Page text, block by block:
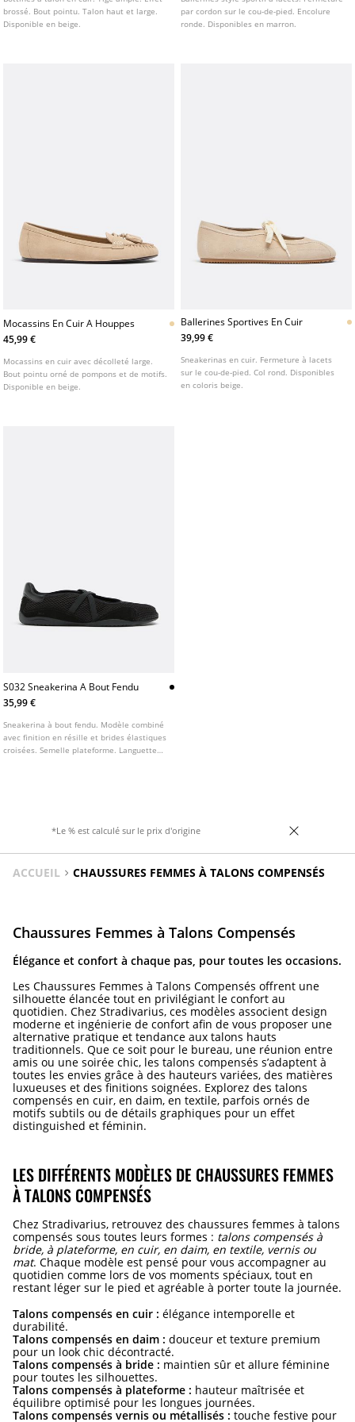
brossé. Bout pointu. Talon haut et large.
Disponible en beige.
par cordon sur le cou-de-pied. Encolure
ronde. Disponibles en marron.
Mocassins En Cuir A Houppes
45,99 €
Mocassins en cuir avec décolleté large.
Bout pointu orné de pompons et de motifs.
Disponible en beige.
Ballerines Sportives En Cuir
39,99 €
Sneakerinas en cuir. Fermeture à lacets
sur le cou-de-pied. Col rond. Disponibles
en coloris beige.
S032 Sneakerina A Bout Fendu
35,99 €
Sneakerina à bout fendu. Modèle combiné
avec finition en résille et brides élastiques
croisées. Semelle plateforme. Languette
*Le % est calculé sur le prix d'origine
ACCUEIL CHAUSSURES FEMMES À TALONS COMPENSÉS
Chaussures Femmes à Talons Compensés
Élégance et confort à chaque pas, pour toutes les occasions.
Les Chaussures Femmes à Talons Compensés offrent une
silhouette élancée tout en privilégiant le confort au
quotidien. Chez Stradivarius, ces modèles associent design
moderne et ingénierie de confort afin de vous proposer une
alternative pratique et tendance aux talons hauts
traditionnels. Que ce soit pour le bureau, une réunion entre
amis ou une soirée chic, les talons compensés s’adaptent à
toutes les envies grâce à des hauteurs variées, des matières
luxueuses et des finitions soignées. Explorez des talons
compensés en cuir, en daim, en textile, parfois ornés de
motifs subtils ou de détails graphiques pour un effet
distinguished et féminin.
LES DIFFÉRENTS MODÈLES DE CHAUSSURES FEMMES
À TALONS COMPENSÉS
Chez Stradivarius, retrouvez des chaussures femmes à talons
compensés sous toutes leurs formes : talons compensés à
bride, à plateforme, en cuir, en daim, en textile, vernis ou
mat. Chaque modèle est pensé pour vous accompagner au
quotidien comme lors de vos moments spéciaux, tout en
restant léger sur le pied et agréable à porter toute la journée.
Talons compensés en cuir : élégance intemporelle et
durabilité.
Talons compensés en daim : douceur et texture premium
pour un look chic décontracté.
Talons compensés à bride : maintien sûr et allure féminine
pour toutes les silhouettes.
Talons compensés à plateforme : hauteur maîtrisée et
équilibre optimisé pour les longues journées.
Talons compensés vernis ou métallisés : touche festive pour